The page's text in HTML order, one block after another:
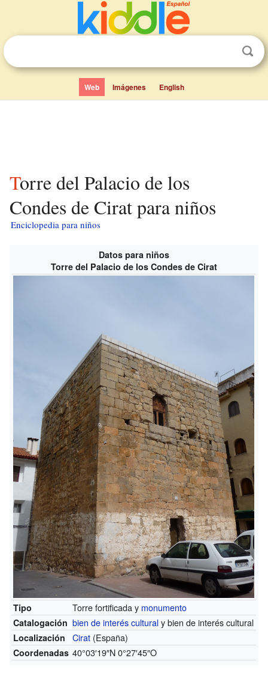
Web Imágenes English
Torre del Palacio de los
Condes de Cirat para niños
Enciclopedia para niños
Datos para niños
Torre del Palacio de los Condes de Cirat
Tipo Torre fortificada y monumento
Catalogación bien de interés culturaly bien de interés cultural
Localización Cirat (España)
Coordenadas 40°03′19″N0°27′45″O